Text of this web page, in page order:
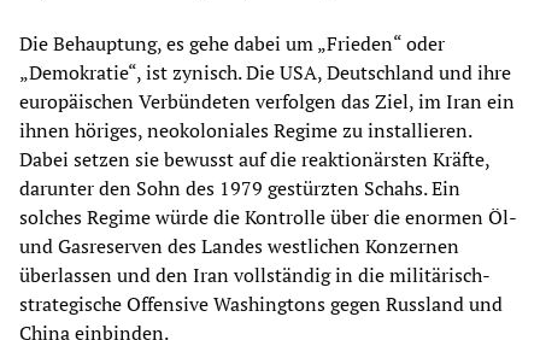
Die Behauptung, es gehe dabei um „Frieden“ oder
„Demokratie“, ist zynisch. Die USA, Deutschland und ihre
europäischen Verbündeten verfolgen das Ziel, im Iran ein
ihnen höriges, neokoloniales Regime zu installieren.
Dabei setzen sie bewusst auf die reaktionärsten Kräfte,
darunter den Sohn des 1979 gestürzten Schahs. Ein
solches Regime würde die Kontrolle über die enormen Öl-
und Gasreserven des Landes westlichen Konzernen
überlassen und den Iran vollständig in die militärisch-
strategische Offensive Washingtons gegen Russland und
China einbinden.